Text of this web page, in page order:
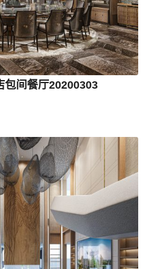
包间餐厅20200303